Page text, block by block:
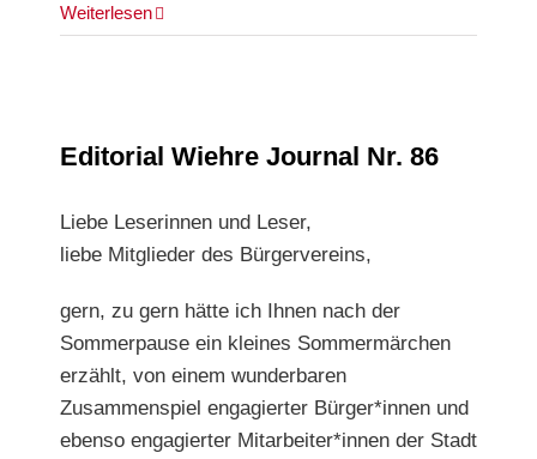
Leserbrief
Weiterlesen
Editorial Wiehre Journal Nr. 86
Liebe Leserinnen und Leser,
liebe Mitglieder des Bürgervereins,
gern, zu gern hätte ich Ihnen nach der
Sommerpause ein kleines Sommermärchen
erzählt, von einem wunderbaren
Zusammenspiel engagierter Bürger*innen und
ebenso engagierter Mitarbeiter*innen der Stadt